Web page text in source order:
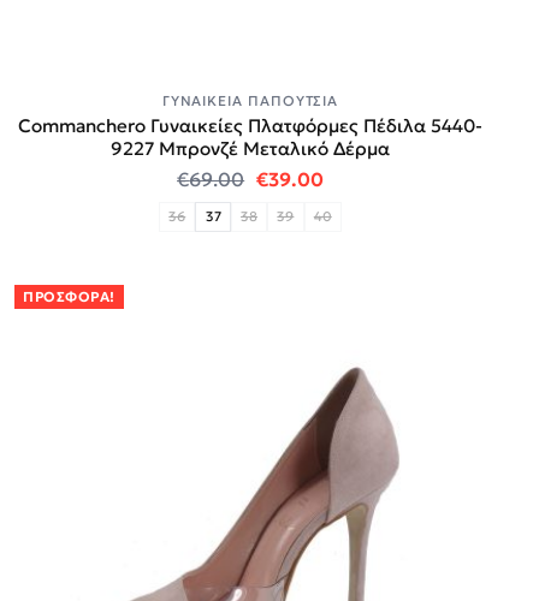
ΓΥΝΑΙΚΕΊΑ ΠΑΠΟΎΤΣΙΑ
Commanchero Γυναικείες Πλατφόρμες Πέδιλα 5440-
9227 Mπρονζέ Μεταλικό Δέρμα
€69.00 Original price was: €69.00.
€39.00Η τρέχουσα τιμή
36 37 38 39 40
ΠΡΟΣΦΟΡΆ!